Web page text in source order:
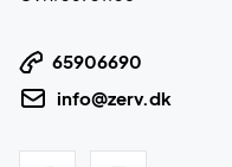
65906690
info@zerv.dk